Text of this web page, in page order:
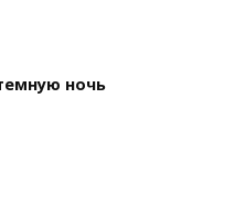
ночь